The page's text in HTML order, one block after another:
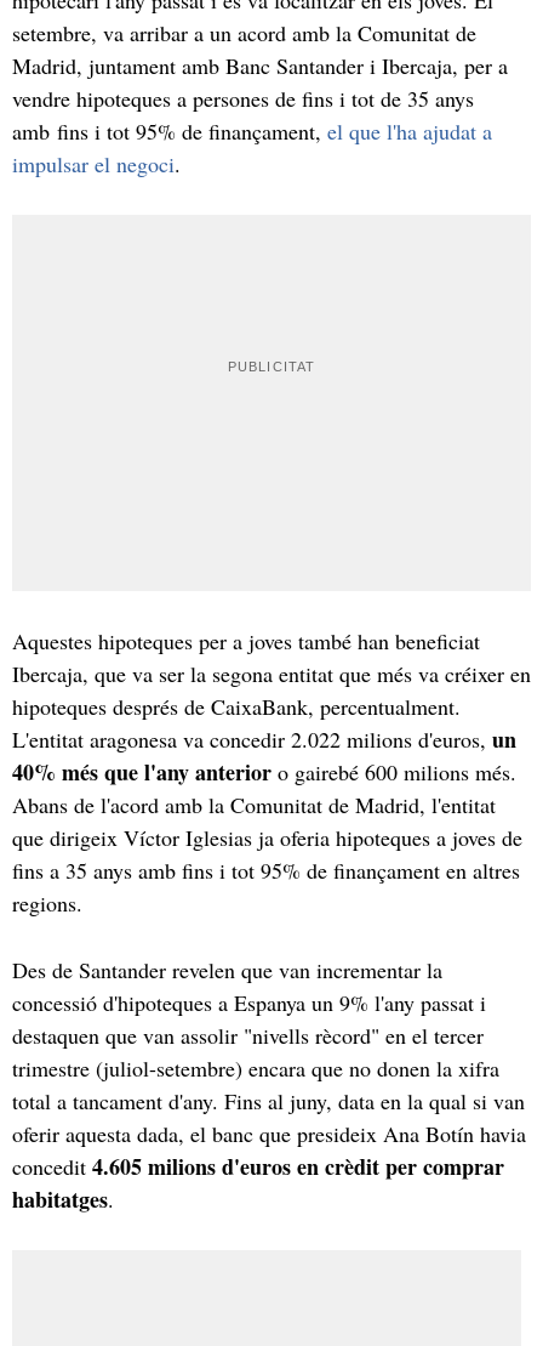
setembre, va arribar a un acord amb la Comunitat de
Madrid, juntament amb Banc Santander i Ibercaja, per a
vendre hipoteques a persones de fins i tot de 35 anys
amb fins i tot 95% de finançament, el que l'ha ajudat a
impulsar el negoci.
Aquestes hipoteques per a joves també han beneficiat
Ibercaja, que va ser la segona entitat que més va créixer en
hipoteques després de CaixaBank, percentualment.
L'entitat aragonesa va concedir 2.022 milions d'euros, un
40% més que l'any anterior o gairebé 600 milions més.
Abans de l'acord amb la Comunitat de Madrid, l'entitat
que dirigeix Víctor Iglesias ja oferia hipoteques a joves de
fins a 35 anys amb fins i tot 95% de finançament en altres
regions.
Des de Santander revelen que van incrementar la
concessió d'hipoteques a Espanya un 9% l'any passat i
destaquen que van assolir "nivells rècord" en el tercer
trimestre (juliol-setembre) encara que no donen la xifra
total a tancament d'any. Fins al juny, data en la qual si van
oferir aquesta dada, el banc que presideix Ana Botín havia
concedit 4.605 milions d'euros en crèdit per comprar
habitatges.